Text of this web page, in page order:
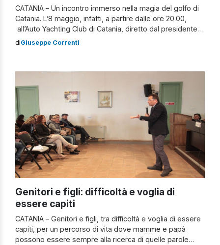
CATANIA – Un incontro immerso nella magia del golfo di
Catania. L’8 maggio, infatti, a partire dalle ore 20.00,
all’Auto Yachting Club di Catania, diretto dal presidente
Franco Ballati, si terrà l’incontro sul tema “Catania:
economia politica del dipartimento di economia e
diGiuseppe Correnti
Genitori e figli: difficoltà e voglia di
essere capiti
CATANIA – Genitori e figli, tra difficoltà e voglia di essere
capiti, per un percorso di vita dove mamme e papà
possono essere sempre alla ricerca di quelle parole